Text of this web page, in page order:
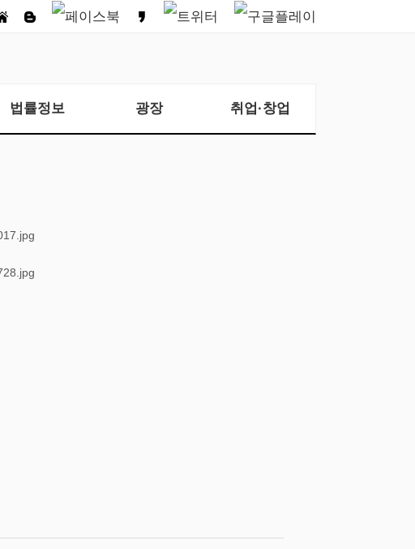
법률정보 광장 취업·창업